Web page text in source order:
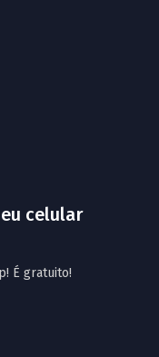
celular
É gratuito!